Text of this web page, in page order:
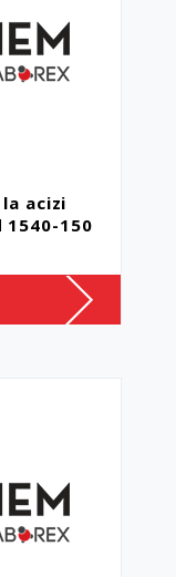
acizi
150